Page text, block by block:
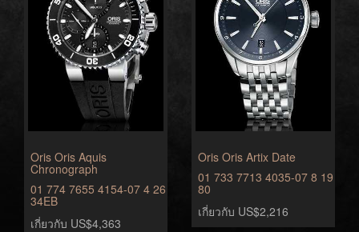
Oris Oris Aquis
Chronograph
01 774 7655 4154-07 4 26
34EB
เกี่ยวกับ US$4,363
Oris Oris Artix Date
01 733 7713 4035-07 8 19
80
เกี่ยวกับ US$2,216